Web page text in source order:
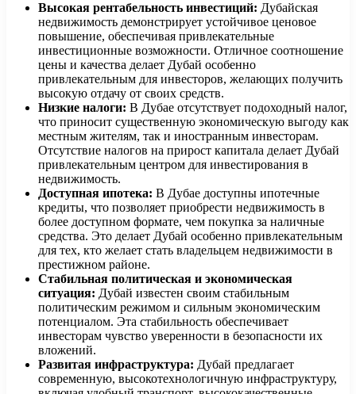
Высокая рентабельность инвестиций: Дубайская
недвижимость демонстрирует устойчивое ценовое
повышение, обеспечивая привлекательные
инвестиционные возможности. Отличное соотношение
цены и качества делает Дубай особенно
привлекательным для инвесторов, желающих получить
высокую отдачу от своих средств.
Низкие налоги: В Дубае отсутствует подоходный налог,
что приносит существенную экономическую выгоду как
местным жителям, так и иностранным инвесторам.
Отсутствие налогов на прирост капитала делает Дубай
привлекательным центром для инвестирования в
недвижимость.
Доступная ипотека: В Дубае доступны ипотечные
кредиты, что позволяет приобрести недвижимость в
более доступном формате, чем покупка за наличные
средства. Это делает Дубай особенно привлекательным
для тех, кто желает стать владельцем недвижимости в
престижном районе.
Стабильная политическая и экономическая
ситуация: Дубай известен своим стабильным
политическим режимом и сильным экономическим
потенциалом. Эта стабильность обеспечивает
инвесторам чувство уверенности в безопасности их
вложений.
Развитая инфраструктура: Дубай предлагает
современную, высокотехнологичную инфраструктуру,